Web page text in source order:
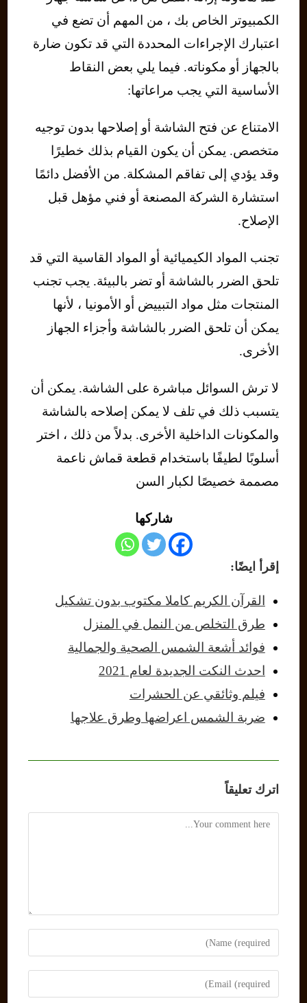
الكمبيوتر الخاص بك ، من المهم أن تضع في
اعتبارك الإجراءات المحددة التي قد تكون ضارة
بالجهاز أو مكوناته. فيما يلي بعض النقاط
الأساسية التي يجب مراعاتها:
الامتناع عن فتح الشاشة أو إصلاحها بدون توجيه
متخصص. يمكن أن يكون القيام بذلك خطيرًا
وقد يؤدي إلى تفاقم المشكلة. من الأفضل دائمًا
استشارة الشركة المصنعة أو فني مؤهل قبل
الإصلاح.
تجنب المواد الكيميائية أو المواد القاسية التي قد
تلحق الضرر بالشاشة أو تضر بالبيئة. يجب تجنب
المنتجات مثل مواد التبييض أو الأمونيا ، لأنها
يمكن أن تلحق الضرر بالشاشة وأجزاء الجهاز
الأخرى.
لا ترش السوائل مباشرة على الشاشة. يمكن أن
يتسبب ذلك في تلف لا يمكن إصلاحه بالشاشة
والمكونات الداخلية الأخرى. بدلاً من ذلك ، اختر
أسلوبًا لطيفًا باستخدام قطعة قماش ناعمة
مصممة خصيصًا لكبار السن
شاركها
إقرأ ايضًا:
القرآن الكريم كاملا مكتوب بدون تشكيل
طرق التخلص من النمل في المنزل
فوائد أشعة الشمس الصحية والجمالية
احدث النكت الجديدة لعام 2021
فيلم وثائقي عن الحشرات
ضربة الشمس اعراضها وطرق علاجها
اترك تعليقاً
Comment
Enter
your
name
Enter
your